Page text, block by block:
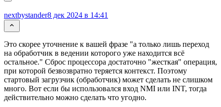
nextbystander8 дек 2024 в 14:41
Это скорее уточнение к вашей фразе "а только лишь переход
на обработчик в ведении которого уже находится всё
остальное." Сброс процессора достаточно "жесткая" операция,
при которой безвозвратно теряется контекст. Поэтому
стартовый загрузчик (обработчик) может сделать не слишком
много. Вот если бы использовался вход NMI или INT, тогда
действительно можно сделать что угодно.